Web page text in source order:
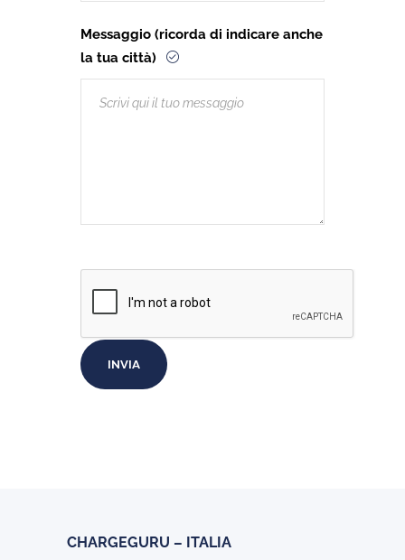
Messaggio (ricorda di indicare anche
la tua città)
CHARGEGURU – ITALIA